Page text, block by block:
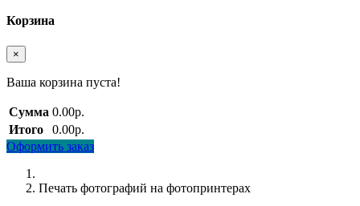
Корзина
×
Ваша корзина пуста!
Сумма 0.00р.
Итого
0.00р.
Оформить заказ
Печать фотографий на фотопринтерах